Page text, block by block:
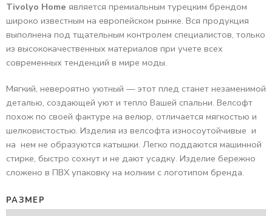
Tivolyo Home является премиальным турецким брендом
широко известным на европейском рынке. Вся продукция
выполнена под тщательным контролем специалистов, только
из высококачественных материалов при учете всех
современных тенденций в мире моды.
Мягкий, невероятно уютный — этот плед станет незаменимой
деталью, создающей уют и тепло Вашей спальни. Велсофт
похож по своей фактуре на велюр, отличается мягкостью и
шелковистостью. Изделия из велсофта износоутойчивые и
на нем не образуются катышки. Легко поддаются машинной
стирке, быстро сохнут и не дают усадку. Изделие бережно
сложено в ПВХ упаковку на молнии с логотипом бренда.
РАЗМЕР